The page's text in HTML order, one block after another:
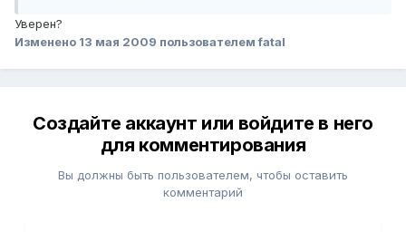
Уверен?
Изменено 13 мая 2009 пользователем fatal
Создайте аккаунт или войдите в него
для комментирования
Вы должны быть пользователем, чтобы оставить
комментарий